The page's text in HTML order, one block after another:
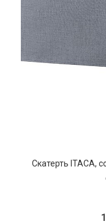
Скатерть ITACA,